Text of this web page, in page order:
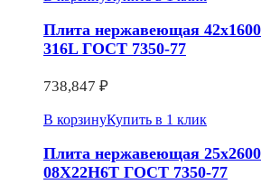
Плита нержавеющая
316L ГОСТ 7350-77
738,847 ₽
В корзинуКупить в 1 клик
Плита нержавеющая
08Х22Н6Т ГОСТ 7350-77